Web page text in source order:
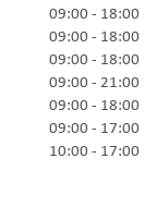
09:00 - 18:00
09:00 - 18:00
09:00 - 18:00
09:00 - 21:00
09:00 - 18:00
09:00 - 17:00
10:00 - 17:00